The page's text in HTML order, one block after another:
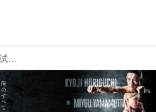
Yogibo presents RIZIN.26 試合結果一覧